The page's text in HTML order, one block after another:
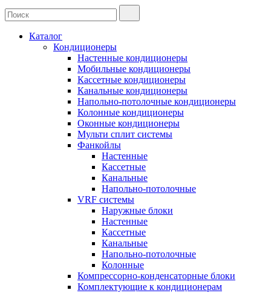
Каталог
Кондиционеры
Настенные кондиционеры
Мобильные кондиционеры
Кассетные кондиционеры
Канальные кондиционеры
Напольно-потолочные кондиционеры
Колонные кондиционеры
Оконные кондиционеры
Мульти сплит системы
Фанкойлы
Настенные
Кассетные
Канальные
Напольно-потолочные
VRF системы
Наружные блоки
Настенные
Кассетные
Канальные
Напольно-потолочные
Колонные
Компрессорно-конденсаторные блоки
Комплектующие к кондиционерам